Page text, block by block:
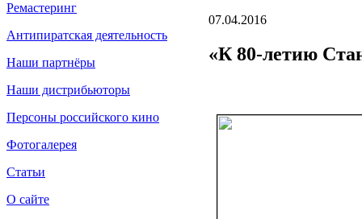
Ремастеринг
Антипиратская деятельность
Наши партнёры
Наши дистрибьюторы
Персоны российского кино
Фотогалерея
Статьи
О сайте
продавца ID, пока все
07.04.2016
«К 80-летию